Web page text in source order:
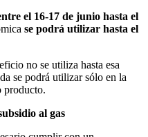
el 16-17 de junio hasta el
se podrá utilizar hasta el
no se utiliza hasta esa
se podrá utilizar sólo en la
producto.
al gas